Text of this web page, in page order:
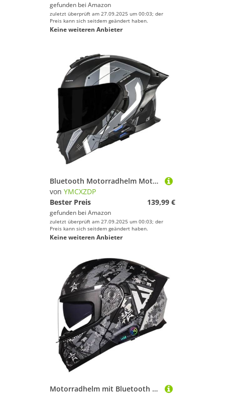
gefunden bei Amazon
zuletzt überprüft am 27.09.2025 um 00:03; der
Preis kann sich seitdem geändert haben.
Keine weiteren Anbieter
Bluetooth Motorradhelm Motorrad Klapphelm Vollvisierhelm Integralhelm DOTECE Geprüfter mit Doppelter Sonnenblende Modularer Helm Männer Frauen Integrierter Doppellautsprecher 8,M=57~58cm
von YMCXZDP
Bester Preis
139,99 €
gefunden bei Amazon
zuletzt überprüft am 27.09.2025 um 00:03; der
Preis kann sich seitdem geändert haben.
Keine weiteren Anbieter
Motorradhelm mit Bluetooth Klapphelm Doppelvisier Modularer Helm ECEDOT Zertifiziert Integralhelm mit Mikrofon für Automatische Reaktion für Erwachsene Frauen Männer 15,S=55~56cm